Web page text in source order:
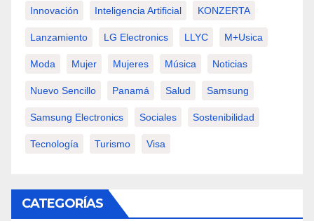
Innovación Inteligencia Artificial KONZERTA
Lanzamiento LG Electronics LLYC M+usica
Moda Mujer Mujeres Música Noticias
Nuevo Sencillo Panamá Salud Samsung
Samsung Electronics Sociales Sostenibilidad
Tecnología Turismo Visa
CATEGORÍAS